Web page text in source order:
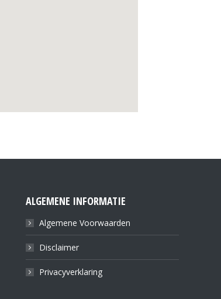
ALGEMENE INFORMATIE
Algemene Voorwaarden
Disclaimer
Privacyverklaring